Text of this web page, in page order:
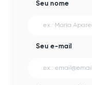
Seu nome
Seu e-mail